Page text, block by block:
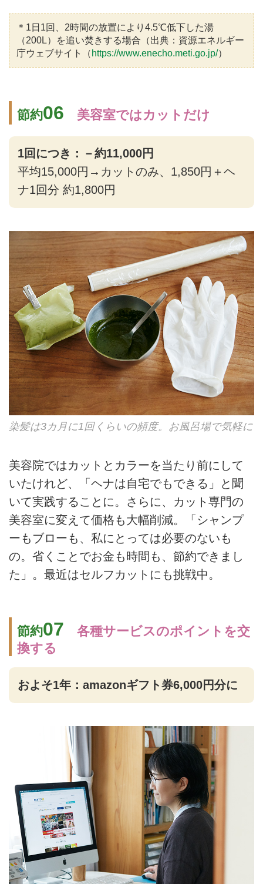
＊1日1回、2時間の放置により4.5℃低下した湯
（200L）を追い焚きする場合（出典：資源エネルギー
庁ウェブサイト（ https://www.enecho.meti.go.jp/）
節約06 美容室ではカットだけ
1回につき：－約11,000円
平均15,000円→カットのみ、1,850円＋ヘ
ナ1回分 約1,800円
染髪は3カ月に1回くらいの頻度。お風呂場で気軽に
美容院ではカットとカラーを当たり前にして
いたけれど、「ヘナは自宅でもできる」と聞
いて実践することに。さらに、カット専門の
美容室に変えて価格も大幅削減。「シャンプ
ーもブローも、私にとっては必要のないも
の。省くことでお金も時間も、節約できまし
た」。最近はセルフカットにも挑戦中。
節約07
各種サービスのポイントを交
換する
およそ1年：amazonギフト券6,000円分に